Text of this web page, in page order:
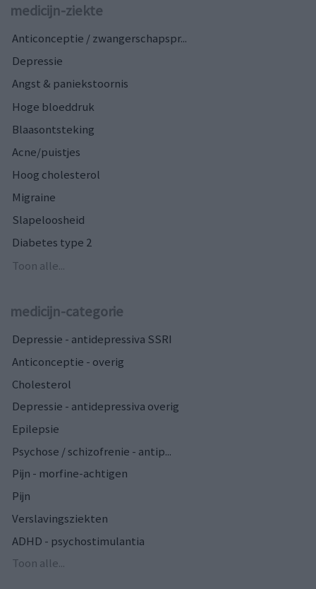
medicijn-ziekte
Anticonceptie / zwangerschapspr...
Depressie
Angst & paniekstoornis
Hoge bloeddruk
Blaasontsteking
Acne/puistjes
Hoog cholesterol
Migraine
Slapeloosheid
Diabetes type 2
Toon alle...
medicijn-categorie
Depressie - antidepressiva SSRI
Anticonceptie - overig
Cholesterol
Depressie - antidepressiva overig
Epilepsie
Psychose / schizofrenie - antip...
Pijn - morfine-achtigen
Pijn
Verslavingsziekten
ADHD - psychostimulantia
Toon alle...